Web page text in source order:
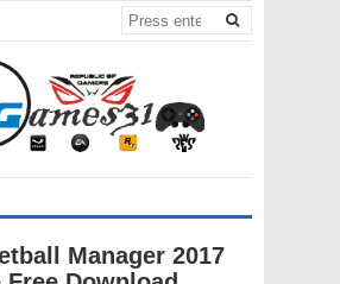
Manager 2017